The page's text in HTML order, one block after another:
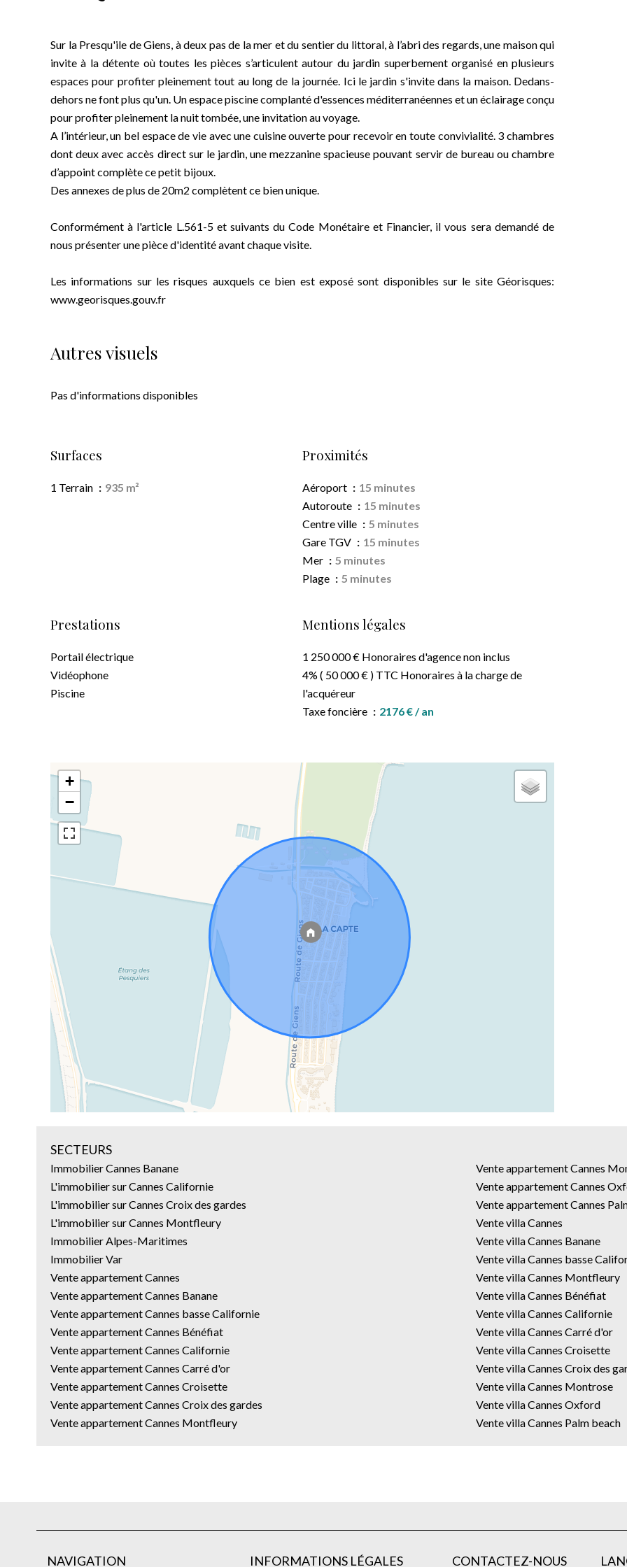
Sur la Presqu'ile de Giens, à deux pas de la mer et du sentier du littoral, à l’abri des regards, une maison qui
invite à la détente où toutes les pièces s’articulent autour du jardin superbement organisé en plusieurs
espaces pour profiter pleinement tout au long de la journée. Ici le jardin s'invite dans la maison. Dedans-
dehors ne font plus qu'un. Un espace piscine complanté d'essences méditerranéennes et un éclairage conçu
pour profiter pleinement la nuit tombée, une invitation au voyage.
A l’intérieur, un bel espace de vie avec une cuisine ouverte pour recevoir en toute convivialité. 3 chambres
dont deux avec accès direct sur le jardin, une mezzanine spacieuse pouvant servir de bureau ou chambre
d’appoint complète ce petit bijoux.
Des annexes de plus de 20m2 complètent ce bien unique.
Conformément à l'article L.561-5 et suivants du Code Monétaire et Financier, il vous sera demandé de
nous présenter une pièce d'identité avant chaque visite.
Les informations sur les risques auxquels ce bien est exposé sont disponibles sur le site Géorisques:
www.georisques.gouv.fr
Autres visuels
Pas d'informations disponibles
Surfaces
1 Terrain 935 m²
Proximités
Aéroport
15 minutes
Autoroute
15 minutes
Centre ville
5 minutes
Gare TGV
15 minutes
Mer
5 minutes
Plage
5 minutes
Prestations
Portail électrique
Vidéophone
Piscine
Mentions légales
1 250 000 € Honoraires d'agence non inclus
4% ( 50 000 € ) TTC Honoraires à la charge de
l'acquéreur
Taxe foncière
2176 € / an
+
−
SECTEURS
Immobilier Cannes Banane
L'immobilier sur Cannes Californie
L'immobilier sur Cannes Croix des gardes
L'immobilier sur Cannes Montfleury
Immobilier Alpes-Maritimes
Immobilier Var
Vente appartement Cannes
Vente appartement Cannes Banane
Vente appartement Cannes basse Californie
Vente appartement Cannes Bénéfiat
Vente appartement Cannes Californie
Vente appartement Cannes Carré d'or
Vente appartement Cannes Croisette
Vente appartement Cannes Croix des gardes
Vente appartement Cannes Montfleury
Vente appartement Cannes
Vente appartement Cannes
Vente appartement Cannes
Vente villa Cannes
Vente villa Cannes Banane
Vente villa Cannes basse
Vente villa Cannes Montfleury
Vente villa Cannes Bénéfiat
Vente villa Cannes Californie
Vente villa Cannes Carré d'or
Vente villa Cannes Croisette
Vente villa Cannes Croix des
Vente villa Cannes Montrose
Vente villa Cannes Oxford
Vente villa Cannes Palm beach
NAVIGATION INFORMATIONS LÉGALES CONTACTEZ-NOUS